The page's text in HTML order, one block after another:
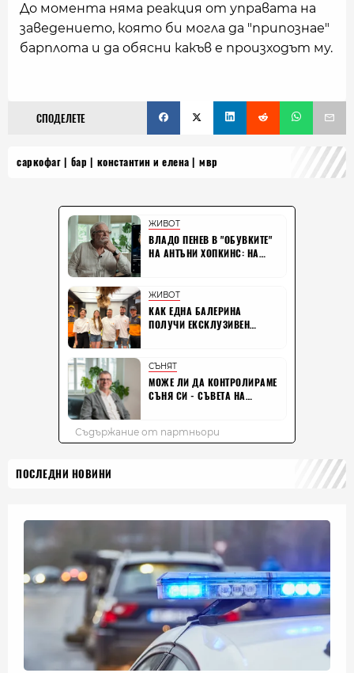
До момента няма реакция от управата на
заведението, която би могла да "припознае"
барплота и да обясни какъв е произходът му.
СПОДЕЛЕТЕ
саркофаг бар константин и елена мвр
ПОСЛЕДНИ НОВИНИ